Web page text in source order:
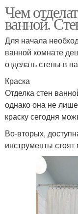
Чем
ванной.
Для начала
ванной комнате
отделать стены в
Краска
Отделка стен
однако она не
краску сегодня
Во-вторых,
инструменты